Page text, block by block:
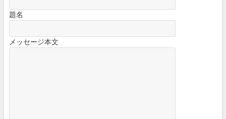
題名
メッセージ本文